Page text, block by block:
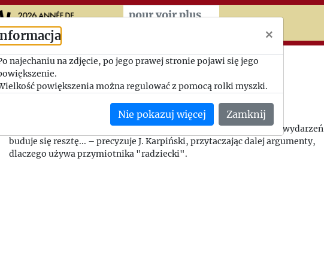
Przeskocz do treści zasadniczej
pour voir plus
Technika pisania książek
historycznych
1982-02-20, Jakub Karpiński - Jerzy Giedroyc
...Kierowanie reflektora na wydarzenia przełomowe, a wokół tych wydarzeń
buduje się resztę... – precyzuje J. Karpiński, przytaczając dalej argumenty,
dlaczego używa przymiotnika "radziecki".
×
najechaniu na zdjęcie, po jego prawej stronie pojawi się jego
powiększenia można regulować z pomocą rolki myszki.
Nie pokazuj więcej Zamknij